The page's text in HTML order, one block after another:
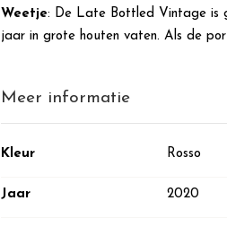
Weetje: De Late Bottled Vintage is
jaar in grote houten vaten. Als de
Meer informatie
Meer
Kleur Rosso
Jaar 2020